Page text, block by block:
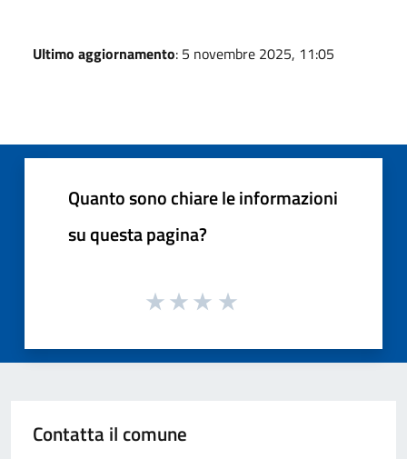
Ultimo aggiornamento: 5 novembre 2025, 11:05
Quanto sono chiare le informazioni
su questa pagina?
Contatta il comune